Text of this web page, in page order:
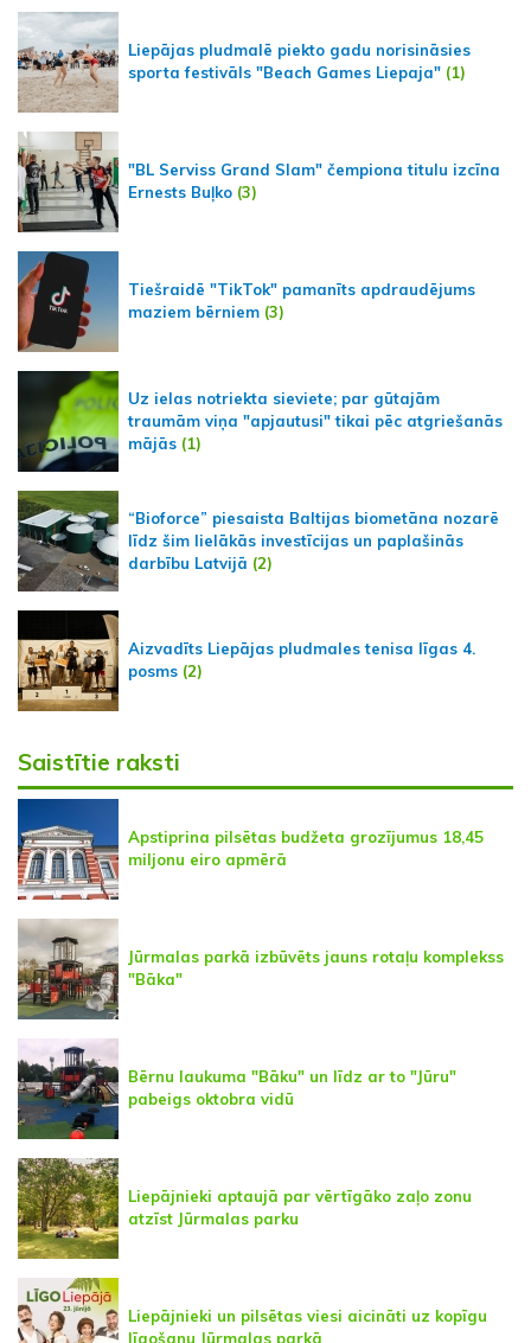
Liepājas pludmalē piekto gadu norisināsies
sporta festivāls "Beach Games Liepaja" (1)
"BL Serviss Grand Slam" čempiona titulu izcīna
Ernests Buļko (3)
Tiešraidē "TikTok" pamanīts apdraudējums
maziem bērniem (3)
Uz ielas notriekta sieviete; par gūtajām
traumām viņa "apjautusi" tikai pēc atgriešanās
mājās (1)
“Bioforce” piesaista Baltijas biometāna nozarē
līdz šim lielākās investīcijas un paplašinās
darbību Latvijā (2)
Aizvadīts Liepājas pludmales tenisa līgas 4.
posms (2)
Saistītie raksti
Apstiprina pilsētas budžeta grozījumus 18,45
miljonu eiro apmērā
Jūrmalas parkā izbūvēts jauns rotaļu komplekss
"Bāka"
Bērnu laukuma "Bāku" un līdz ar to "Jūru"
pabeigs oktobra vidū
Liepājnieki aptaujā par vērtīgāko zaļo zonu
atzīst Jūrmalas parku
Liepājnieki un pilsētas viesi aicināti uz kopīgu
līgošanu Jūrmalas parkā